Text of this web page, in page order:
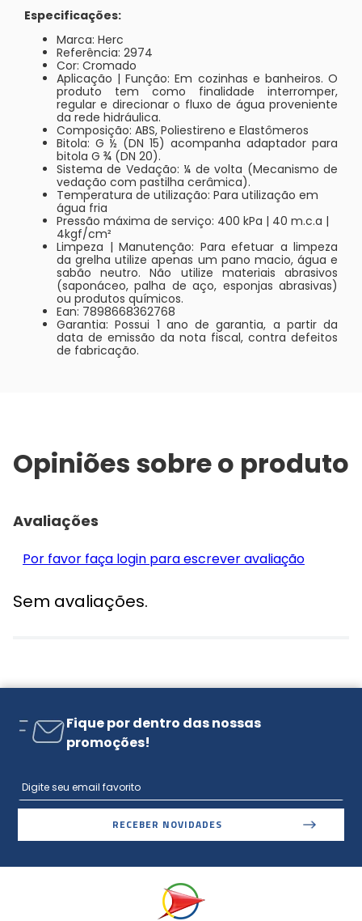
Especificações:
Marca: Herc
Referência: 2974
Cor: Cromado
Aplicação | Função: Em cozinhas e banheiros. O
produto tem como finalidade interromper,
regular e direcionar o fluxo de água proveniente
da rede hidráulica.
Composição: ABS, Poliestireno e Elastômeros
Bitola: G ½ (DN 15) acompanha adaptador para
bitola G ¾ (DN 20).
Sistema de Vedação: ¼ de volta (Mecanismo de
vedação com pastilha cerâmica).
Temperatura de utilização: Para utilização em
água fria
Pressão máxima de serviço: 400 kPa | 40 m.c.a |
4kgf/cm²
Limpeza | Manutenção: Para efetuar a limpeza
da grelha utilize apenas um pano macio, água e
sabão neutro. Não utilize materiais abrasivos
(saponáceo, palha de aço, esponjas abrasivas)
ou produtos químicos.
Ean: 7898668362768
Garantia: Possui 1 ano de garantia, a partir da
data de emissão da nota fiscal, contra defeitos
de fabricação.
Opiniões sobre o produto
Avaliações
Por favor faça login para escrever avaliação
Sem avaliações.
Fique por dentro das nossas
promoções!
RECEBER NOVIDADES